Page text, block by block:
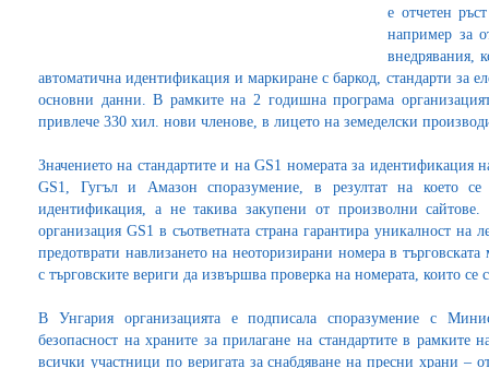
е отчетен
например за
внедрявания,
автоматична идентификация и маркиране с баркод, стандарти за
основни данни. В рамките на 2 годишна програма
привлече 330 хил. нови членове, в лицето на земеделски
Значението на стандартите и на GS1 номерата за идентификация
GS1, Гугъл и Амазон споразумение, в резултат на което
идентификация, а не такива закупени от произволни
организация GS1 в съответната страна гарантира уникалност
предотврати навлизането на неоторизирани номера в
с търговските вериги да извършва проверка на номерата, които се
В Унгария организацията е подписала споразумение с
безопасност на храните за прилагане на стандартите в рамките
всички участници по веригата за снабдяване на пресни храни –